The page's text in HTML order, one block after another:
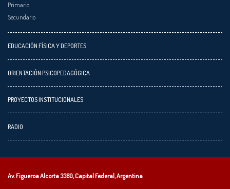
Primario
Secundario
EDUCACIÓN FÍSICA Y DEPORTES
ORIENTACIÓN PSICOPEDAGÓGICA
PROYECTOS INSTITUCIONALES
RADIO
Av. Figueroa Alcorta 3380, Capital Federal, Argentina